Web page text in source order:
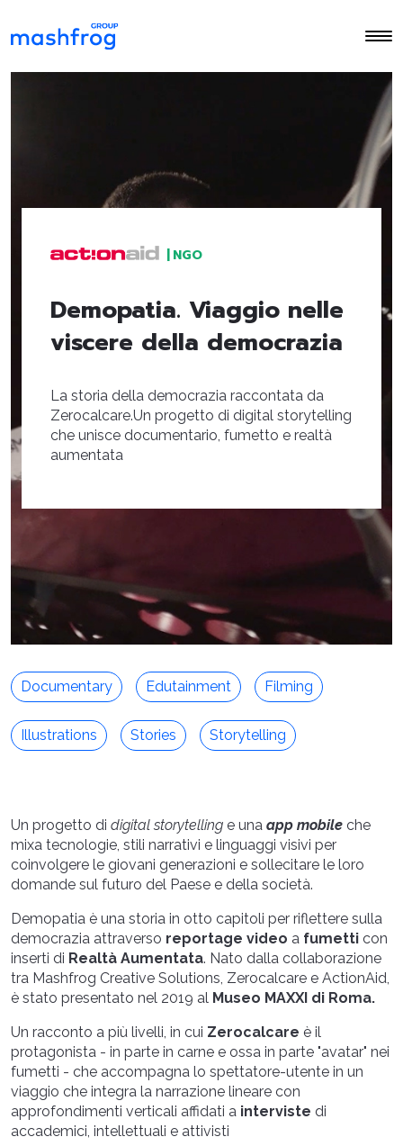
| NGO
Demopatia. Viaggio nelle
viscere della democrazia
La storia della democrazia raccontata da
Zerocalcare.Un progetto di digital storytelling
che unisce documentario, fumetto e realtà
aumentata
Documentary Edutainment Filming
Illustrations Stories Storytelling
Un progetto di digital storytelling e una app mobile che
mixa tecnologie, stili narrativi e linguaggi visivi per
coinvolgere le giovani generazioni e sollecitare le loro
domande sul futuro del Paese e della società.
Demopatia è una storia in otto capitoli per riflettere sulla
democrazia attraverso reportage video a fumetti con
inserti di Realtà Aumentata. Nato dalla collaborazione
tra Mashfrog Creative Solutions, Zerocalcare e ActionAid,
è stato presentato nel 2019 al Museo MAXXI di Roma.
Un racconto a più livelli, in cui Zerocalcare è il
protagonista - in parte in carne e ossa in parte "avatar" nei
fumetti - che accompagna lo spettatore-utente in un
viaggio che integra la narrazione lineare con
approfondimenti verticali affidati a interviste di
accademici, intellettuali e attivisti